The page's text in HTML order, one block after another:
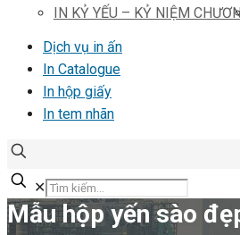
IN KỶ YẾU – KỶ NIỆM
Dịch vụ in ấn
In Catalogue
In hộp giấy
In tem nhãn
✕
Mẫu hộp yến sào